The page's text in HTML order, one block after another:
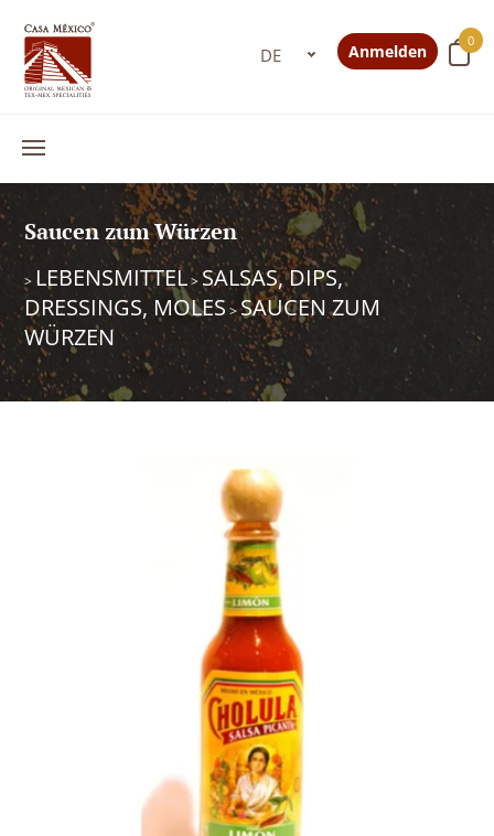
0
Anmelden
Saucen zum Würzen
> LEBENSMITTEL> SALSAS, DIPS,
DRESSINGS, MOLES >SAUCEN ZUM
WÜRZEN